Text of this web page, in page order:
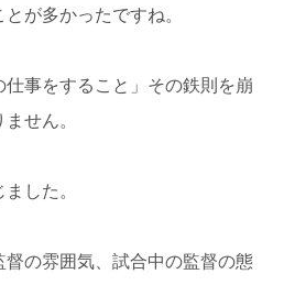
が多かったですね。
事をすること」その鉄則を崩
せん。
した。
の雰囲気、試合中の監督の態